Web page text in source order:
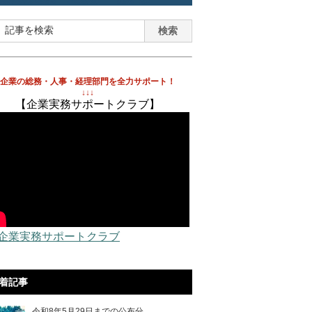
企業の総務・人事・経理部門を全力サポート！
↓↓↓
【企業実務サポートクラブ】
業実務サポートクラブ
記事